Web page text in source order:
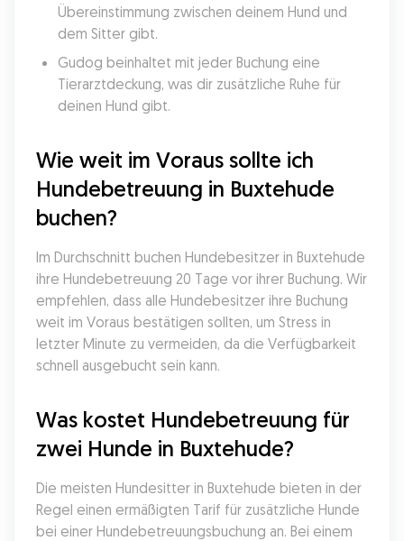
Übereinstimmung zwischen deinem Hund und
dem Sitter gibt.
Gudog beinhaltet mit jeder Buchung eine
Tierarztdeckung, was dir zusätzliche Ruhe für
deinen Hund gibt.
Wie weit im Voraus sollte ich
Hundebetreuung in Buxtehude
buchen?
Im Durchschnitt buchen Hundebesitzer in Buxtehude
ihre Hundebetreuung 20 Tage vor ihrer Buchung. Wir
empfehlen, dass alle Hundebesitzer ihre Buchung
weit im Voraus bestätigen sollten, um Stress in
letzter Minute zu vermeiden, da die Verfügbarkeit
schnell ausgebucht sein kann.
Was kostet Hundebetreuung für
zwei Hunde in Buxtehude?
Die meisten Hundesitter in Buxtehude bieten in der
Regel einen ermäßigten Tarif für zusätzliche Hunde
bei einer Hundebetreuungsbuchung an. Bei einem